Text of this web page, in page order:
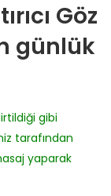
Göz
günlük
gibi
tarafından
yaparak